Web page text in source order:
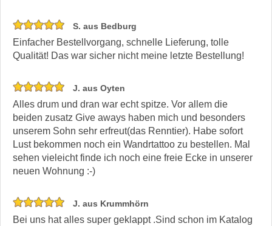
S. aus Bedburg
Einfacher Bestellvorgang, schnelle Lieferung, tolle
Qualität! Das war sicher nicht meine letzte Bestellung!
J. aus Oyten
Alles drum und dran war echt spitze. Vor allem die
beiden zusatz Give aways haben mich und besonders
unserem Sohn sehr erfreut(das Renntier). Habe sofort
Lust bekommen noch ein Wandrtattoo zu bestellen. Mal
sehen vieleicht finde ich noch eine freie Ecke in unserer
neuen Wohnung :-)
J. aus Krummhörn
Bei uns hat alles super geklappt .Sind schon im Katalog